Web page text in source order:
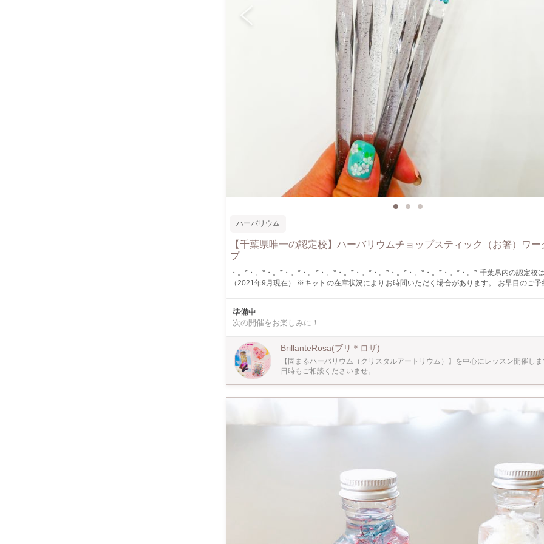
ハーバリウム
【千葉県唯一の認定校】ハーバリウムチョップスティック（お箸）ワー
プ
・。*・。*・。*・。*・。*・。*・。*・。*・。*・。*・。*・。*・。*・。* 千葉県内の認定校
（2021年9月現在） ※キットの在庫状況によりお時間いただく場合があります。 お早目のご予約をお願いい
折れてしまう可能性もあります。（２０回以上の落下テスト済） ・作成部分に強い力がかか
性もあります。 ・折れても修復可能です。 ・食洗機のご利用はできません。 ・つけ置き洗い
準備中
次の開催をお楽しみに！
BrillanteRosa(ブリ＊ロザ)
【固まるハーバリウム（クリスタルアートリウム）】を中心にレッスン開催し
日時もご相談くださいませ。